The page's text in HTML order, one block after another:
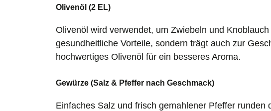
Olivenöl (2 EL)
Olivenöl wird verwendet, um Zwiebeln und
gesundheitliche Vorteile, sondern trägt auch zur
hochwertiges Olivenöl für ein besseres Aroma.
Gewürze (Salz & Pfeffer nach Geschmack)
Einfaches Salz und frisch gemahlener Pfeffer runden